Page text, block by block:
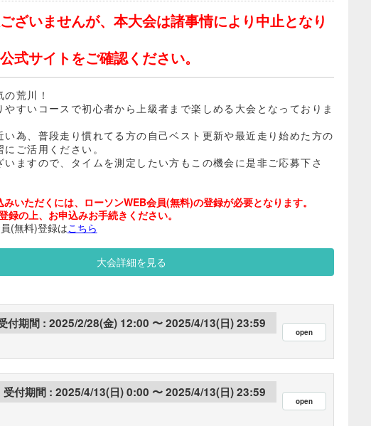
ざいませんが、本大会は諸事情により中止となり
式サイトをご確認ください。
荒川！
やすいコースで初心者から上級者まで楽しめる大会となっておりま
い為、普段走り慣れてる方の自己ベスト更新や最近走り始めた方の
ご活用ください。
いますので、タイムを測定したい方もこの機会に是非ご応募下さ
いただくには、ローソンWEB会員(無料)の登録が必要となります。
録の上、お申込みお手続きください。
(無料)登録はこちら
大会詳細を見る
2025/2/28(金) 12:00 2025/4/13(日) 23:59
2025/4/13(日) 0:00 2025/4/13(日) 23:59